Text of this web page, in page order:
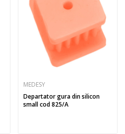
MEDESY
Departator gura din silicon
small cod 825/A